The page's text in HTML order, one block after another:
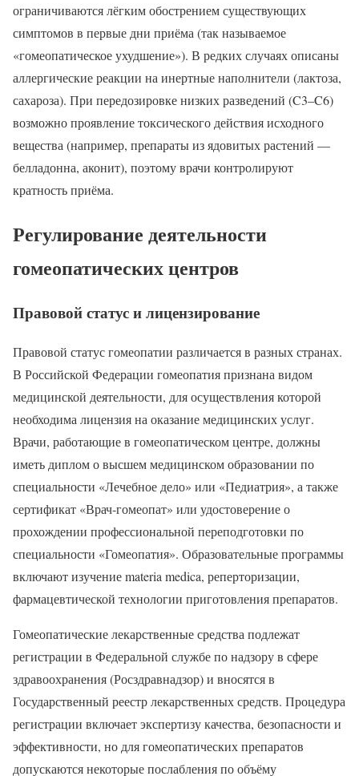
ограничиваются лёгким обострением существующих
симптомов в первые дни приёма (так называемое
«гомеопатическое ухудшение»). В редких случаях описаны
аллергические реакции на инертные наполнители (лактоза,
сахароза). При передозировке низких разведений (C3–C6)
возможно проявление токсического действия исходного
вещества (например, препараты из ядовитых растений —
белладонна, аконит), поэтому врачи контролируют
кратность приёма.
Регулирование деятельности
гомеопатических центров
Правовой статус и лицензирование
Правовой статус гомеопатии различается в разных странах.
В Российской Федерации гомеопатия признана видом
медицинской деятельности, для осуществления которой
необходима лицензия на оказание медицинских услуг.
Врачи, работающие в гомеопатическом центре, должны
иметь диплом о высшем медицинском образовании по
специальности «Лечебное дело» или «Педиатрия», а также
сертификат «Врач-гомеопат» или удостоверение о
прохождении профессиональной переподготовки по
специальности «Гомеопатия». Образовательные программы
включают изучение materia medica, реперторизации,
фармацевтической технологии приготовления препаратов.
Гомеопатические лекарственные средства подлежат
регистрации в Федеральной службе по надзору в сфере
здравоохранения (Росздравнадзор) и вносятся в
Государственный реестр лекарственных средств. Процедура
регистрации включает экспертизу качества, безопасности и
эффективности, но для гомеопатических препаратов
допускаются некоторые послабления по объёму